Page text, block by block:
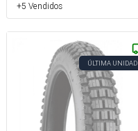
+5 Vendidos
ÚLTIMA UNIDAD